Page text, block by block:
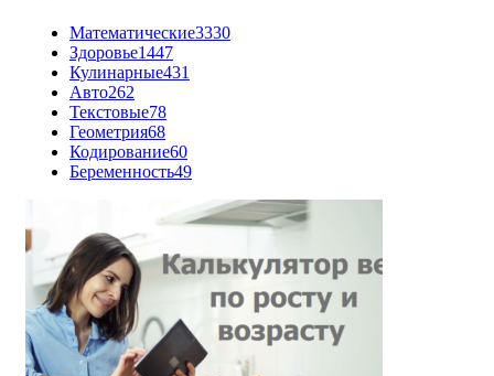
Математические3330
Здоровье1447
Кулинарные431
Авто262
Текстовые78
Геометрия68
Кодирование60
Беременность49